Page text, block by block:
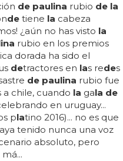
de paulina rubio de la
de tiene la cabeza
¿aún no has visto la
rubio en los premios
dorada ha sido el
detractores en las redes
de paulina rubio fue
a chile, cuando la gala de
en uruguay...
platino 2016)... no es que
tenido nunca una voz
absoluto, pero